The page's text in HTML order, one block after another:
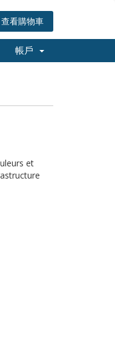
查看購物車
帳戶
et